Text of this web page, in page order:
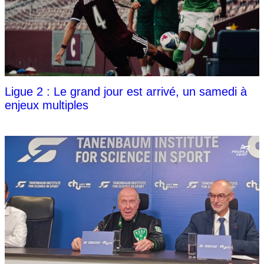
Ligue 2 : Le grand jour est arrivé, un samedi à
enjeux multiples